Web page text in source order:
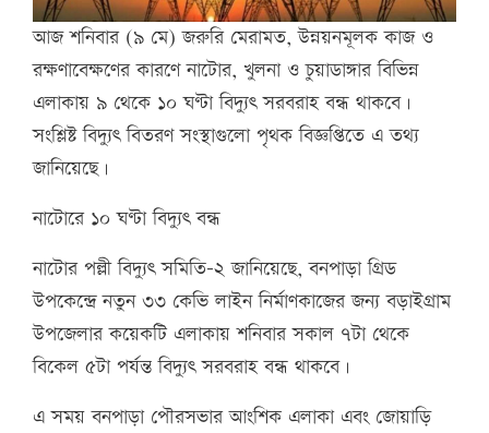
আজ শনিবার (৯ মে) জরুরি মেরামত, উন্নয়নমূলক কাজ ও
রক্ষণাবেক্ষণের কারণে নাটোর, খুলনা ও চুয়াডাঙ্গার বিভিন্ন
এলাকায় ৯ থেকে ১০ ঘণ্টা বিদ্যুৎ সরবরাহ বন্ধ থাকবে।
সংশ্লিষ্ট বিদ্যুৎ বিতরণ সংস্থাগুলো পৃথক বিজ্ঞপ্তিতে এ তথ্য
জানিয়েছে।
নাটোরে ১০ ঘণ্টা বিদ্যুৎ বন্ধ
নাটোর পল্লী বিদ্যুৎ সমিতি-২ জানিয়েছে, বনপাড়া গ্রিড
উপকেন্দ্রে নতুন ৩৩ কেভি লাইন নির্মাণকাজের জন্য বড়াইগ্রাম
উপজেলার কয়েকটি এলাকায় শনিবার সকাল ৭টা থেকে
বিকেল ৫টা পর্যন্ত বিদ্যুৎ সরবরাহ বন্ধ থাকবে।
এ সময় বনপাড়া পৌরসভার আংশিক এলাকা এবং জোয়াড়ি